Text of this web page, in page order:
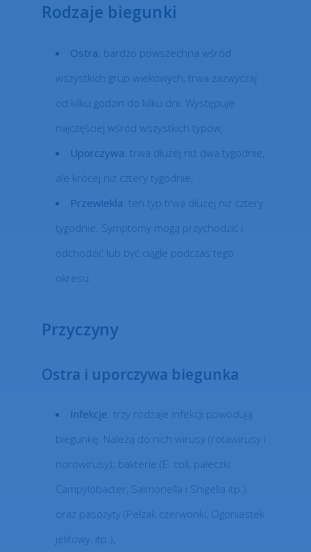
Rodzaje biegunki
Ostra: bardzo powszechna wśród
wszystkich grup wiekowych, trwa zazwyczaj
od kilku godzin do kilku dni. Występuje
najczęściej wśród wszystkich typów,
Uporczywa: trwa dłużej niż dwa tygodnie,
ale krócej niż cztery tygodnie,
Przewlekła: ten typ trwa dłużej niż cztery
tygodnie. Symptomy mogą przychodzić i
odchodzić lub być ciągłe podczas tego
okresu.
Przyczyny
Ostra i uporczywa biegunka
Infekcje: trzy rodzaje infekcji powodują
biegunkę. Należą do nich wirusy (rotawirusy i
norowirusy); bakterie (E. coli, pałeczki
Campylobacter, Salmonella i Shigella itp.)
oraz pasożyty (Pełzak czerwonki, Ogoniastek
jelitowy, itp.),